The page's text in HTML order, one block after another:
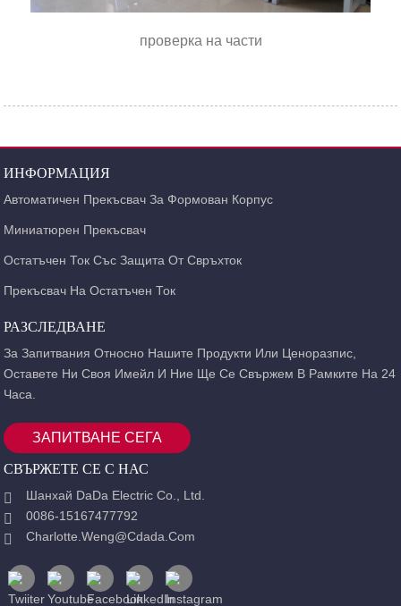
проверка на части
ИНФОРМАЦИЯ
Автоматичен Прекъсвач За Формован Корпус
Миниатюрен Прекъсвач
Остатъчен Ток Със Защита От Свръхток
Прекъсвач На Остатъчен Ток
РАЗСЛЕДВАНЕ
За Запитвания Относно Нашите Продукти Или Ценоразпис,
Оставете Ни Своя Имейл И Ние Ще Се Свържем В Рамките На 24
Часа.
ЗАПИТВАНЕ СЕГА
СВЪРЖЕТЕ СЕ С НАС
Шанхай DaDa Electric Co., Ltd.
0086-15167477792
Charlotte.weng@cdada.com